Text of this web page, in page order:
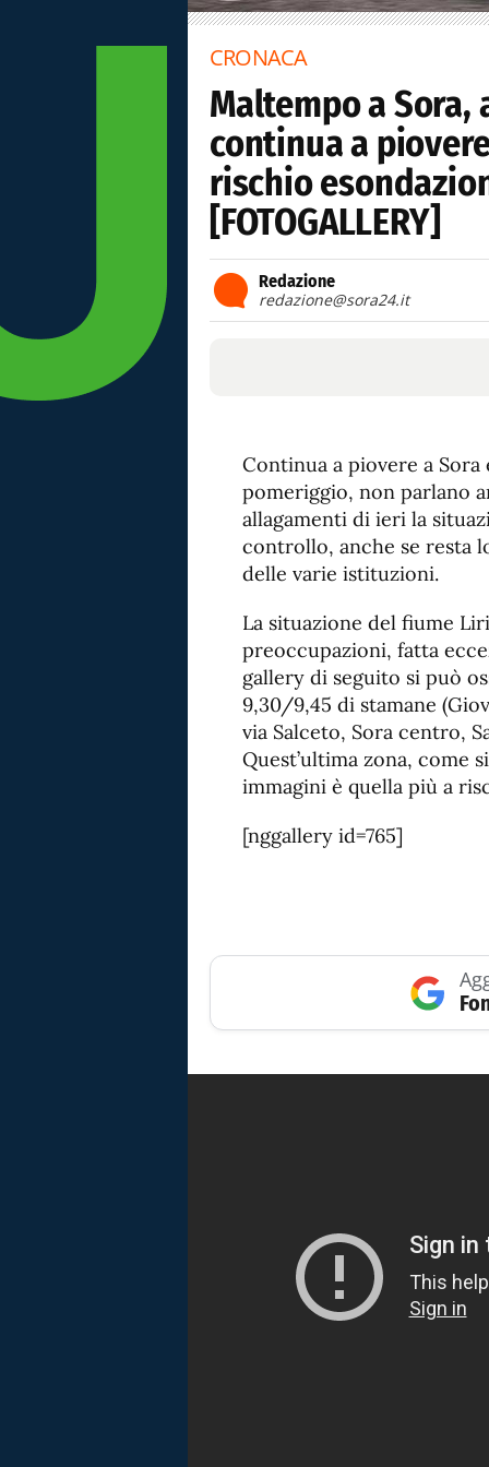
CRONACA
Maltempo a Sora,
continua a
rischio
[FOTOGALLERY]
Redazione
redazione@sora24.it
Continua a piovere a
pomeriggio, non parlano
allagamenti di ieri la
controllo, anche se resta
delle varie istituzioni.
La situazione del fiume
preoccupazioni, fatta
gallery di seguito si può
9,30/9,45 di stamane
via Salceto, Sora centro,
Quest’ultima zona, come
immagini è quella più a
[nggallery id=765]